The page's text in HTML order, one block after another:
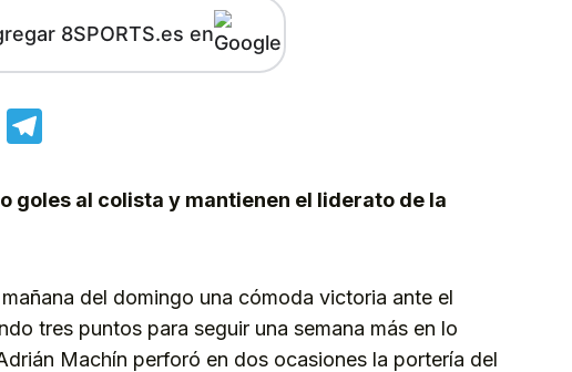
8SPORTS.es en
LinkedIn
goles al colista y mantienen el liderato de la
del domingo una cómoda victoria ante el
tres puntos para seguir una semana más en lo
Machín perforó en dos ocasiones la portería del